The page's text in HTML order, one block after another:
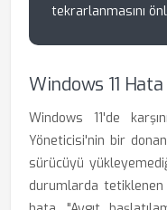
tekrarlanmasını
Windows 11
Windows 11'de
Yöneticisi'nin bir
sürücüyü
durumlarda tetiklenen